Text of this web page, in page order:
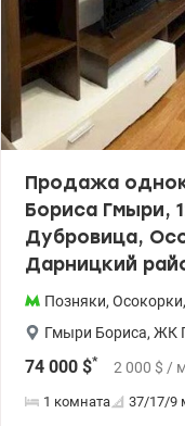
рядом школы и
«Фора» и «Novus» у
Рассматриваем
Продажа
Бориса Гмыри,
Дубровица,
Дарницкий
Позняки, Осокорки,
Гмыри Бориса, ЖК
74 000 $* 2 000 $ /
1 комната 37/17/9